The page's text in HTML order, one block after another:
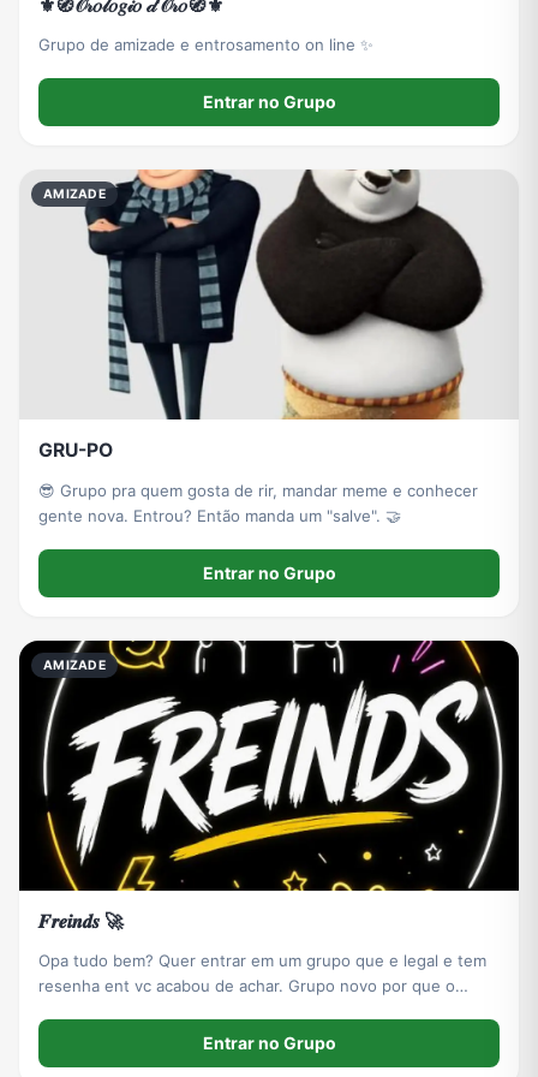
⚜️🧭𝒪𝓇𝑜𝓁𝑜𝑔𝒾𝑜 𝒹'𝒪𝓇𝑜🧭⚜️
Grupo de amizade e entrosamento on line ✨
Entrar no Grupo
AMIZADE
GRU-PO
😎 Grupo pra quem gosta de rir, mandar meme e conhecer
gente nova. Entrou? Então manda um "salve". 🤝
Entrar no Grupo
AMIZADE
𝑭𝒓𝒆𝒊𝒏𝒅𝒔 🚀
Opa tudo bem? Quer entrar em um grupo que e legal e tem
resenha ent vc acabou de achar. Grupo novo por que o
Entrar no Grupo